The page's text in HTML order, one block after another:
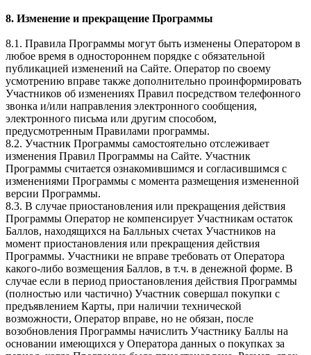
8. Изменение и прекращение Программы
8.1. Правила Программы могут быть изменены Оператором в
любое время в одностороннем порядке с обязательной
публикацией изменений на Сайте. Оператор по своему
усмотрению вправе также дополнительно проинформировать
Участников об изменениях Правил посредством телефонного
звонка и/или направления электронного сообщения,
электронного письма или другим способом,
предусмотренным Правилами программы.
8.2. Участник Программы самостоятельно отслеживает
изменения Правил Программы на Сайте. Участник
Программы считается ознакомившимся и согласившимся с
изменениями Программы с момента размещения измененной
версии Программы.
8.3. В случае приостановления или прекращения действия
Программы Оператор не компенсирует Участникам остаток
Баллов, находящихся на Балльных счетах Участников на
момент приостановления или прекращения действия
Программы. Участники не вправе требовать от Оператора
какого-либо возмещения Баллов, в т.ч. в денежной форме. В
случае если в период приостановления действия Программы
(полностью или частично) Участник совершал покупки с
предъявлением Карты, при наличии технической
возможности, Оператор вправе, но не обязан, после
возобновления Программы начислить Участнику Баллы на
основании имеющихся у Оператора данных о покупках за